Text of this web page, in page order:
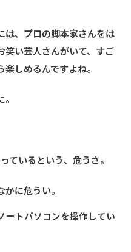
は、プロの脚本家さんをは
笑い芸人さんがいて、すご
しめるんですよね。
ているという、危うさ。
に危うい。